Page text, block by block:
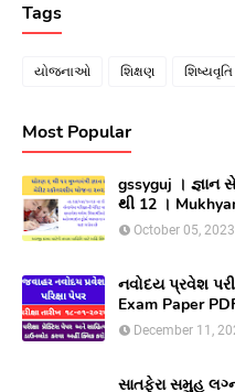
Tags
યોજનાઓ શિક્ષણ શિષ્યવૃતિ
Most Popular
gssyguj । જ્ઞાન
થી 12 । Mukhyamantri Gyan setu merit
Scholarship yojana 2023
લાભ મેળવવા
October 05, 2023
નવોદય પ્રવેશ
Exam Paper
Old
December 11,
સાતફેરા સમુહ લગ્ન યોજના | sat